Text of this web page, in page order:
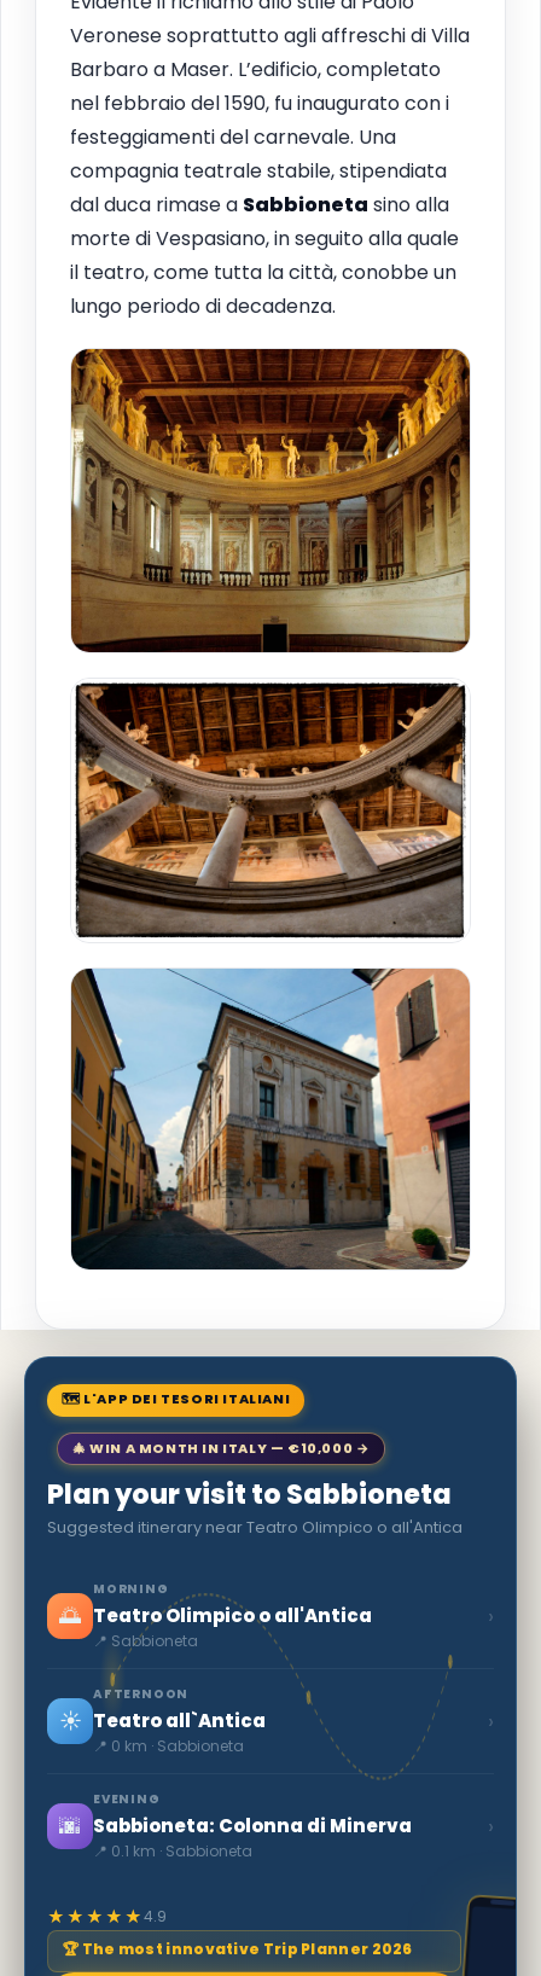
Veronese soprattutto agli affreschi di Villa
Barbaro a Maser. L’edificio, completato
nel febbraio del 1590, fu inaugurato con i
festeggiamenti del carnevale. Una
compagnia teatrale stabile, stipendiata
dal duca rimase a Sabbioneta sino alla
morte di Vespasiano, in seguito alla quale
il teatro, come tutta la città, conobbe un
lungo periodo di decadenza.
🗺 L'APP DEI TESORI ITALIANI
🎄 WIN A MONTH IN ITALY — €10,000 →
Plan your visit to Sabbioneta
Suggested itinerary near Teatro Olimpico o all'Antica
🌅
MORNING
Teatro Olimpico o all'Antica
📍 Sabbioneta
›
☀️
AFTERNOON
Teatro all`Antica
📍 0 km · Sabbioneta
›
🌆
EVENING
Sabbioneta: Colonna di Minerva
📍 0.1 km · Sabbioneta
›
★★★★★4.9
🏆 The most innovative Trip Planner 2026